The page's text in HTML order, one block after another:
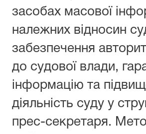
засобах масової
належних відносин
забезпечення
до судової влади,
інформацію та
діяльність суду у
прес-секретаря.